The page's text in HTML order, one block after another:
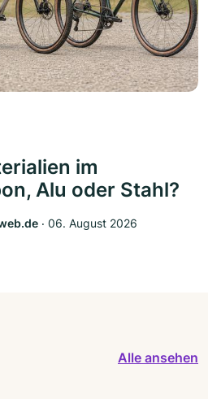
im
Alu oder Stahl?
‧ 06. August 2026
Alle ansehen